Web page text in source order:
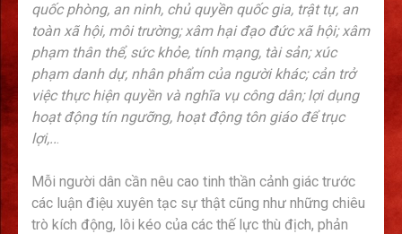
quốc phòng, an ninh, chủ quyền quốc gia, trật tự, an
toàn xã hội, môi trường; xâm hại đạo đức xã hội; xâm
phạm thân thể, sức khỏe, tính mạng, tài sản; xúc
phạm danh dự, nhân phẩm của người khác; cản trở
việc thực hiện quyền và nghĩa vụ công dân; lợi dụng
hoạt động tín ngưỡng, hoạt động tôn giáo để trục
lợi,...
Mỗi người dân cần nêu cao tinh thần cảnh giác trước
các luận điệu xuyên tạc sự thật cũng như những chiêu
trò kích động, lôi kéo của các thế lực thù địch, phản